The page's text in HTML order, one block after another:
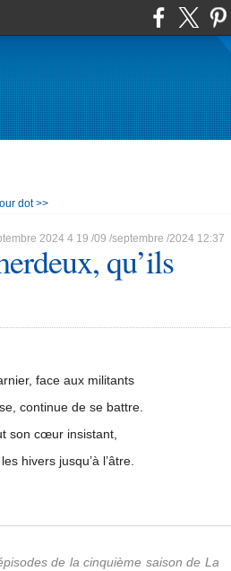
dot >>
2024 4 19 /09 /septembre /2024 12:37
qu’ils
face aux militants
continue de se battre.
son cœur insistant,
hivers jusqu’à l’âtre.
de la cinquième saison de La